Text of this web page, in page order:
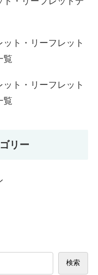
ト・リーフレット
覧
ト・リーフレット
覧
リー
検索